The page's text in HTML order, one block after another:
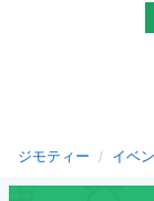
ジモティー イベ